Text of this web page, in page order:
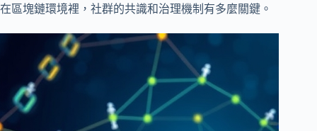
在區塊鏈環境裡，社群的共識和治理機制有多麼關鍵。